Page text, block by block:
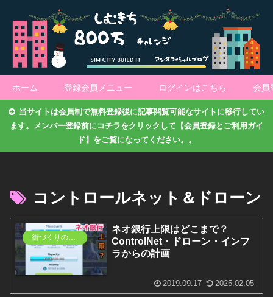
ホーム 登録会員メニュー ログインはこちら 会員
当サイトは会員制で無料登録後に記事閲覧可能なサイトに移行してい
ます。メンバー登録前にコチラをクリックして【会員登録とご利用ガイ
ド】をご覧になってください。。
コントロールネット＆ドローン
街づくりのトピックス
ネオ銀行上限はどこまで？
ControlNet・ドローン・インフ
ラからの計画
2019.09.17 2025.02.05